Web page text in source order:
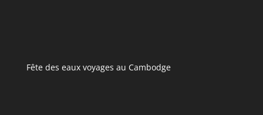
Fête des eaux voyages au Cambodge